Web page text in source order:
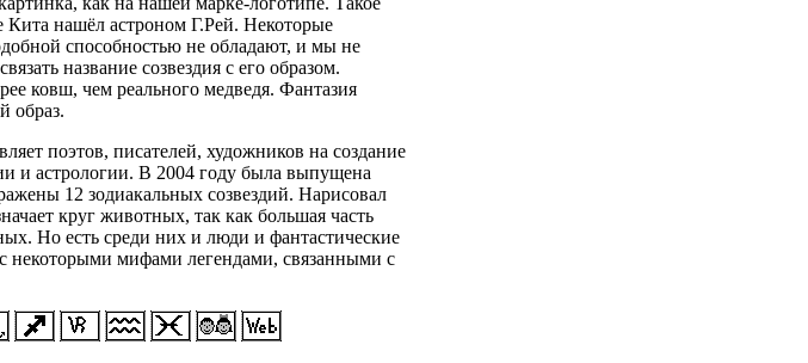
Кита нашёл астроном Г.Рей. Некоторые
способностью не обладают, и мы не
название созвездия с его образом.
ковш, чем реального медведя. Фантазия
образ.
поэтов, писателей, художников на создание
и астрологии. В 2004 году была выпущена
12 зодиакальных созвездий. Нарисовал
круг животных, так как большая часть
Но есть среди них и люди и фантастические
некоторыми мифами легендами, связанными с